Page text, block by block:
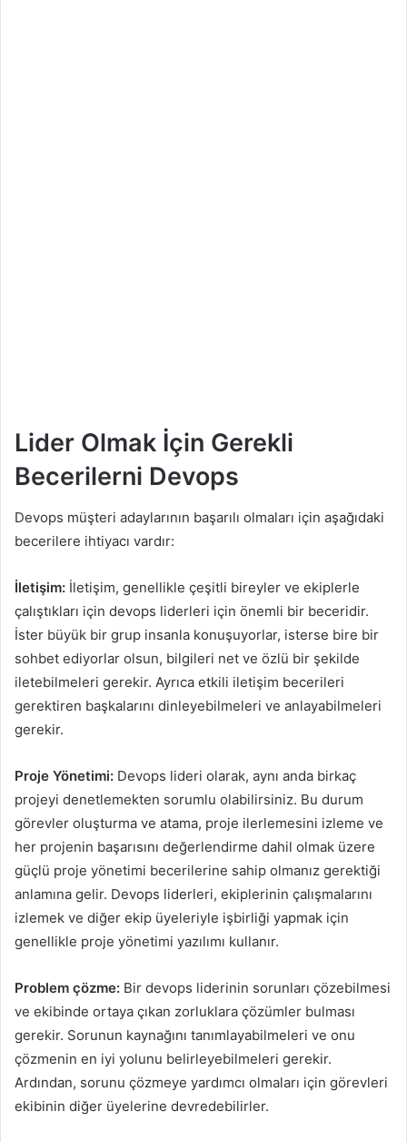
Lider Olmak İçin Gerekli
Becerilerni Devops
Devops müşteri adaylarının başarılı olmaları için aşağıdaki
becerilere ihtiyacı vardır:
İletişim: İletişim, genellikle çeşitli bireyler ve ekiplerle
çalıştıkları için devops liderleri için önemli bir beceridir.
İster büyük bir grup insanla konuşuyorlar, isterse bire bir
sohbet ediyorlar olsun, bilgileri net ve özlü bir şekilde
iletebilmeleri gerekir. Ayrıca etkili iletişim becerileri
gerektiren başkalarını dinleyebilmeleri ve anlayabilmeleri
gerekir.
Proje Yönetimi: Devops lideri olarak, aynı anda birkaç
projeyi denetlemekten sorumlu olabilirsiniz. Bu durum
görevler oluşturma ve atama, proje ilerlemesini izleme ve
her projenin başarısını değerlendirme dahil olmak üzere
güçlü proje yönetimi becerilerine sahip olmanız gerektiği
anlamına gelir. Devops liderleri, ekiplerinin çalışmalarını
izlemek ve diğer ekip üyeleriyle işbirliği yapmak için
genellikle proje yönetimi yazılımı kullanır.
Problem çözme: Bir devops liderinin sorunları çözebilmesi
ve ekibinde ortaya çıkan zorluklara çözümler bulması
gerekir. Sorunun kaynağını tanımlayabilmeleri ve onu
çözmenin en iyi yolunu belirleyebilmeleri gerekir.
Ardından, sorunu çözmeye yardımcı olmaları için görevleri
ekibinin diğer üyelerine devredebilirler.